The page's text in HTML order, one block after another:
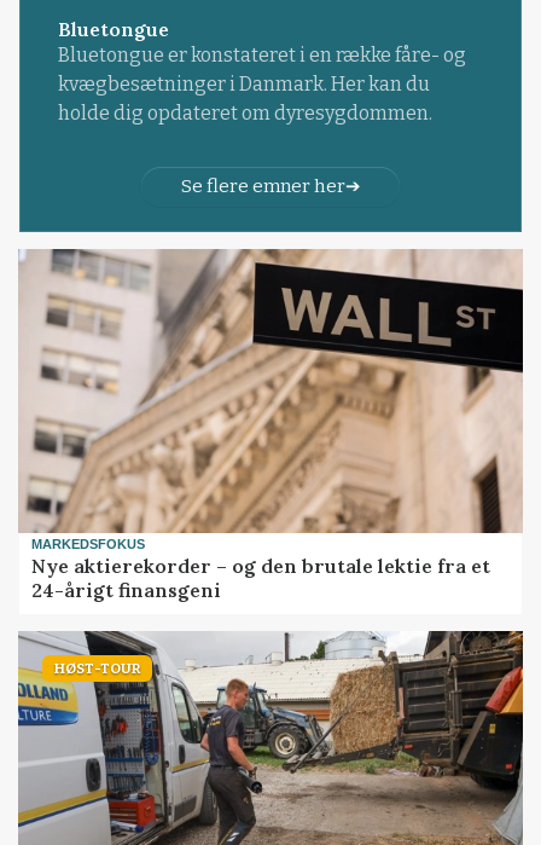
Bluetongue
Bluetongue er konstateret i en række fåre- og
kvægbesætninger i Danmark. Her kan du
holde dig opdateret om dyresygdommen.
Se flere emner her
MARKEDSFOKUS
Nye aktierekorder – og den brutale lektie fra et
24-årigt finansgeni
HØST-TOUR